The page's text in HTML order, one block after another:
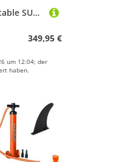
LuxusKollektion Inflatable SUP-Board Paddleboard aufblasbar SUP Paddel Pumpe Rucksack Leine MANTA-Hellblau
349,95 €
um 12:04; der
haben.